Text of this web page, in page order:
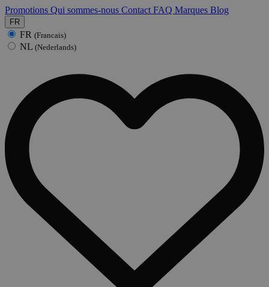
Promotions Qui sommes-nous Contact FAQ Marques Blog
FR
FR (Francais)
NL (Nederlands)